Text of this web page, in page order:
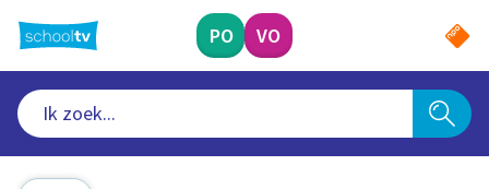
naar
hoofdinhoud
PO VO